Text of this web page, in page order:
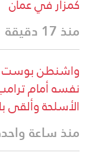
كمزار في عمان
منذ 17 دقيقة
واشنطن بوست
نفسه أمام
الأسلحة وألقى
منذ ساعة